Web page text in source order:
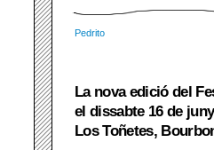
Pedrito
La nova edició del
el dissabte 16 de
Los Toñetes,